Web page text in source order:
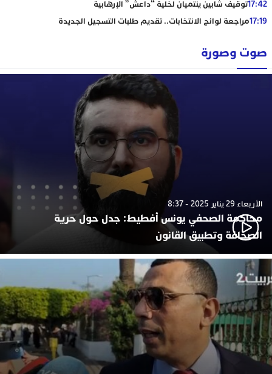
17:42توقيف شابين ينتميان لخلية “داعش” الإرهابية
17:19مراجعة لوائح الانتخابات.. تقديم طلبات التسجيل الجديدة
صوت وصورة
الأربعاء 29 يناير 2025 - 8:37
محاكمة الصحفي يونس أفطيط: جدل حول حرية
الصحافة وتطبيق القانون